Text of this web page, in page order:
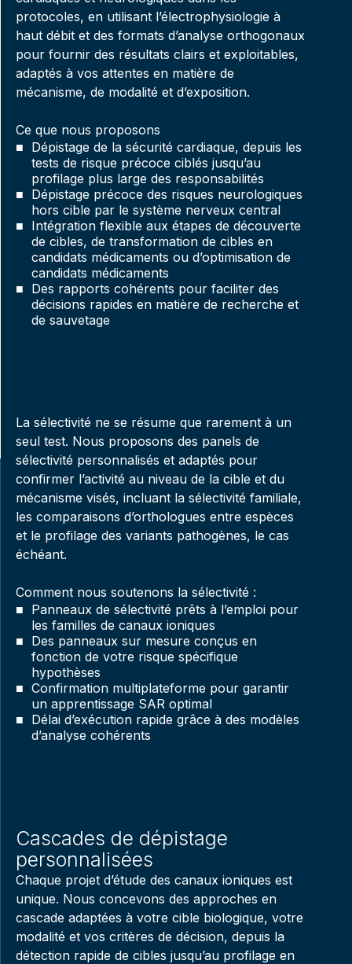
protocoles, en utilisant l’électrophysiologie à
haut débit et des formats d’analyse orthogonaux
pour fournir des résultats clairs et exploitables,
adaptés à vos attentes en matière de
mécanisme, de modalité et d’exposition.
Ce que nous proposons
Dépistage de la sécurité cardiaque, depuis les
tests de risque précoce ciblés jusqu’au
profilage plus large des responsabilités
Dépistage précoce des risques neurologiques
hors cible par le système nerveux central
Intégration flexible aux étapes de découverte
de cibles, de transformation de cibles en
candidats médicaments ou d’optimisation de
candidats médicaments
Des rapports cohérents pour faciliter des
décisions rapides en matière de recherche et
de sauvetage
La sélectivité ne se résume que rarement à un
seul test. Nous proposons des panels de
sélectivité personnalisés et adaptés pour
confirmer l’activité au niveau de la cible et du
mécanisme visés, incluant la sélectivité familiale,
les comparaisons d’orthologues entre espèces
et le profilage des variants pathogènes, le cas
échéant.
Comment nous soutenons la sélectivité :
Panneaux de sélectivité prêts à l’emploi pour
les familles de canaux ioniques
Des panneaux sur mesure conçus en
fonction de votre risque spécifique
hypothèses
Confirmation multiplateforme pour garantir
un apprentissage SAR optimal
Délai d’exécution rapide grâce à des modèles
d’analyse cohérents
Cascades de dépistage
personnalisées
Chaque projet d’étude des canaux ioniques est
unique. Nous concevons des approches en
cascade adaptées à votre cible biologique, votre
modalité et vos critères de décision, depuis la
détection rapide de cibles jusqu’au profilage en